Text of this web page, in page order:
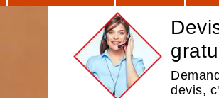
devis,